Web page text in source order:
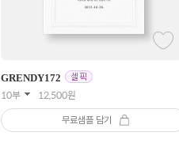
GRENDY172
10부 12,500원
무료샘플 담기